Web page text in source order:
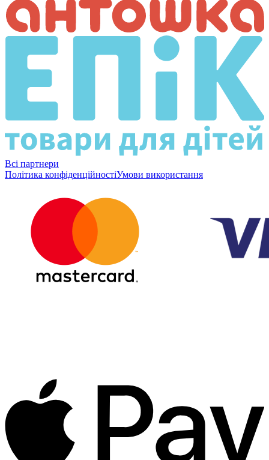
Всі партнери
Політика конфіденційностіУмови використання